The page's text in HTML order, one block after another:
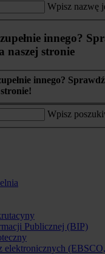
Wpisz nazwę
innego?
naszej stronie
innego?
Wpisz
Publicznej (BIP)
elektronicznych